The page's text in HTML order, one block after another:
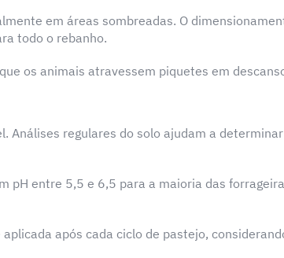
em áreas sombreadas. O
todo o rebanho.
os animais atravessem piquetes em
Análises regulares do solo ajudam a
pH entre 5,5 e 6,5 para a maioria das
após cada ciclo de pastejo,